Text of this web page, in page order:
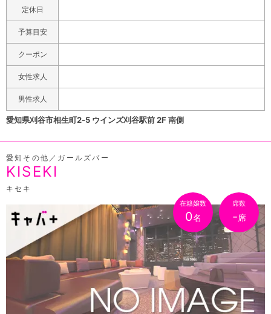
曜日~木曜日の22時までにご来店のお客様、今なら30分
1,000円!
定休日
予算目安
クーポン
女性求人
男性求人
愛知県刈谷市相生町2‐5 ウインズ刈谷駅前 2F 南側
愛知その他／ガールズバー
KISEKI
キセキ
在籍嬢数
0名
席数
-席